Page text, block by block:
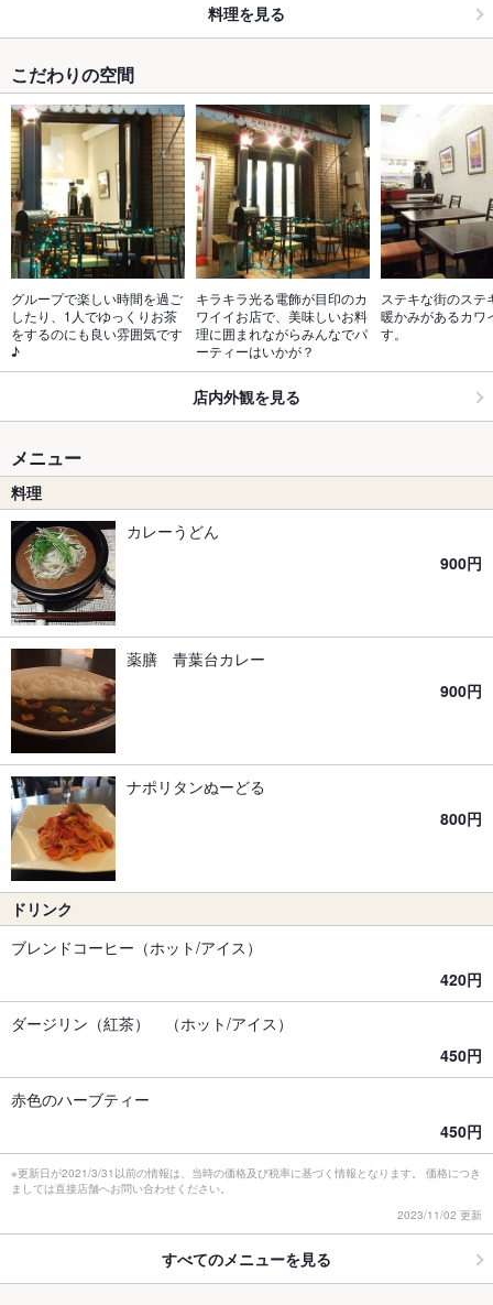
料理を見る
こだわりの空間
グループで楽しい時間を過ご
したり、1人でゆっくりお茶
をするのにも良い雰囲気です
♪
キラキラ光る電飾が目印のカ
ワイイお店で、美味しいお料
理に囲まれながらみんなでパ
ーティーはいかが？
ステキな街のステ
暖かみがあるカワ
す。
店内外観を見る
メニュー
料理
カレーうどん
900円
薬膳 青葉台カレー
900円
ナポリタンぬーどる
800円
ドリンク
ブレンドコーヒー（ホット/アイス）
420円
ダージリン（紅茶） （ホット/アイス）
450円
赤色のハーブティー
450円
※更新日が2021/3/31以前の情報は、当時の価格及び税率に基づく情報となります。 価格につき
ましては直接店舗へお問い合わせください。
2023/11/02 更新
すべてのメニューを見る